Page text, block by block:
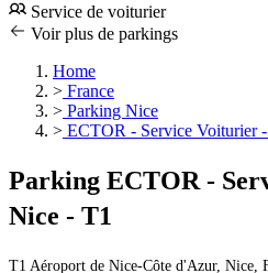
Service de voiturier
Voir plus de parkings
Home
> France
> Parking Nice
> ECTOR - Service Voiturier
Parking ECTOR -
Nice - T1
T1 Aéroport de Nice-Côte d'Azur, Nice,